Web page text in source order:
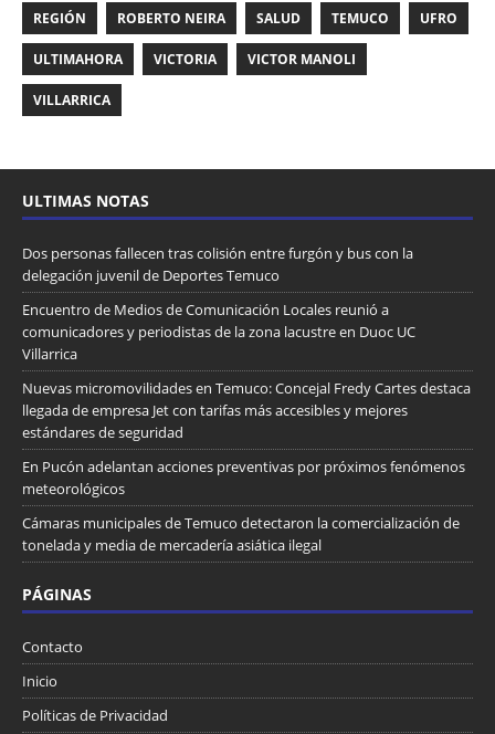
REGIÓN ROBERTO NEIRA SALUD TEMUCO UFRO
ULTIMAHORA VICTORIA VICTOR MANOLI
VILLARRICA
ULTIMAS NOTAS
Dos personas fallecen tras colisión entre furgón y bus con la
delegación juvenil de Deportes Temuco
Encuentro de Medios de Comunicación Locales reunió a
comunicadores y periodistas de la zona lacustre en Duoc UC
Villarrica
Nuevas micromovilidades en Temuco: Concejal Fredy Cartes destaca
llegada de empresa Jet con tarifas más accesibles y mejores
estándares de seguridad
En Pucón adelantan acciones preventivas por próximos fenómenos
meteorológicos
Cámaras municipales de Temuco detectaron la comercialización de
tonelada y media de mercadería asiática ilegal
PÁGINAS
Contacto
Inicio
Políticas de Privacidad